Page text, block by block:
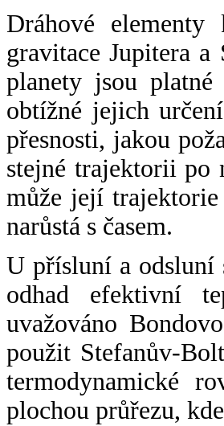
Dráhové
gravitace Jupitera
planety jsou
obtížné jejich
přesnosti, jakou
stejné trajektorii po
může její
narůstá s časem.
U přísluní a odsluní
odhad efektivní
uvažováno
použit Stefanův-
termodynamické
plochou průřezu,